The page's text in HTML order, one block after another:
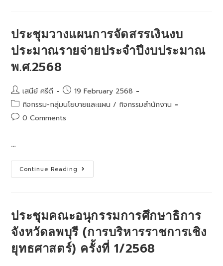
พัฒนาการ
ศึกษา
จังหวัด
ลพบุรี
พ.ศ.2566-
ปีงบประมาณ
ประชุมวางแผนการจัดสรรเงินงบ
ประมาณรายจ่ายประจำปีงบประมาณ
พ.ศ.2568
Post
author:
เสนีย์ ศรีดี
Post
published:
19 February 2568
Post
category:
กิจกรรม-กลุ่มนโยบายและแผน / กิจกรรมสำนักงาน
Post0 Comments
…
Continue Reading ประชุม
วางแผน
ประมาณ
ราย
จ่าย
ประจำ
ปีงบประมาณ
พ.ศ.2568
ประชุมคณะอนุกรรมการศึกษาธิการ
จังหวัดลพบุรี (การบริหารราชการเชิง
ยุทธศาสตร์) ครั้งที่ 1/2568